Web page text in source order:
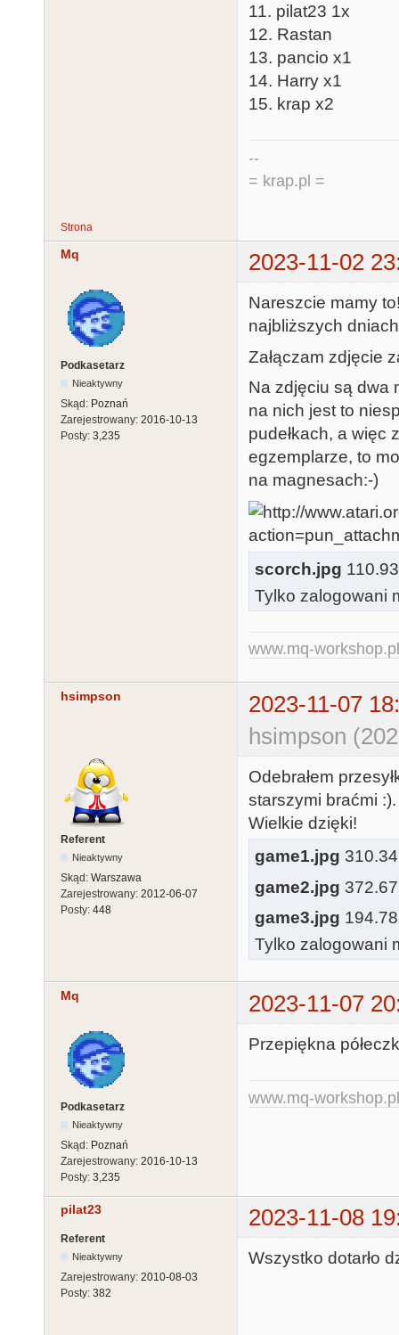
11. pilat23 1x
12. Rastan
13. pancio x1
14. Harry x1
15. krap x2
--
= krap.pl =
Strona
Mq 2023-11-02
Podkasetarz
Nieaktywny
Skąd: Poznań
Zarejestrowany: 2016-10-13
Posty: 3,235
Nareszcie mamy
najbliższych
Załączam zdjęcie
Na zdjęciu są dwa
na nich jest to
pudełkach, a więc
egzemplarze, to
na magnesach:-)
scorch.jpg
Tylko zalogowani
www.mq-workshop.pl
hsimpson
2023-11-07
hsimpson
Referent
Nieaktywny
Skąd: Warszawa
Zarejestrowany: 2012-06-07
Posty: 448
Odebrałem
starszymi braćmi
Wielkie dzięki!
game1.jpg
game2.jpg
game3.jpg
Tylko zalogowani
Mq 2023-11-07
Podkasetarz
Nieaktywny
Skąd: Poznań
Zarejestrowany: 2016-10-13
Posty: 3,235
Przepiękna
www.mq-workshop.pl
pilat23 2023-11-08
Referent
Nieaktywny
Zarejestrowany: 2010-08-03
Posty: 382
Wszystko dotarło